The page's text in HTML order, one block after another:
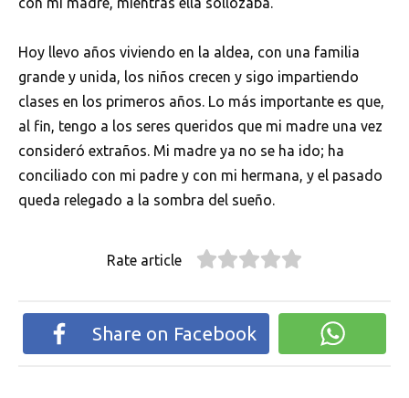
Hoy llevo años viviendo en la aldea, con una familia
grande y unida, los niños crecen y sigo impartiendo
clases en los primeros años. Lo más importante es que,
al fin, tengo a los seres queridos que mi madre una vez
consideró extraños. Mi madre ya no se ha ido; ha
conciliado con mi padre y con mi hermana, y el pasado
queda relegado a la sombra del sueño.
Rate article
Share on Facebook